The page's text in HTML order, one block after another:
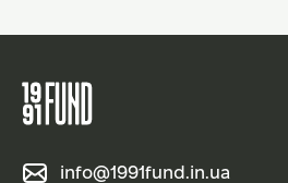
info@1991fund.in.ua